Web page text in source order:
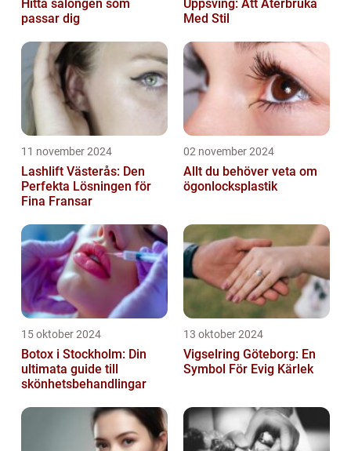
Hitta salongen som
passar dig
Uppsving: Att Återbruka
Med Stil
11 november 2024
Lashlift Västerås: Den
Perfekta Lösningen för
Fina Fransar
02 november 2024
Allt du behöver veta om
ögonlocksplastik
15 oktober 2024
Botox i Stockholm: Din
ultimata guide till
skönhetsbehandlingar
13 oktober 2024
Vigselring Göteborg: En
Symbol För Evig Kärlek